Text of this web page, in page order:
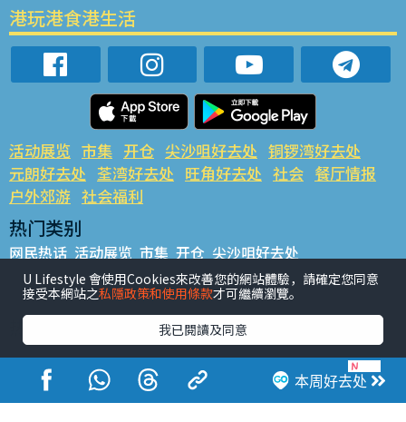
本周好去处
港玩港食港生活
活动展览 市集 开仓 尖沙咀好去处 铜锣湾好去处
元朗好去处 荃湾好去处 旺角好去处 社会 餐厅情报
户外郊游 社会福利
热门类别
网民热话 活动展览 市集 开仓 尖沙咀好去处
铜锣湾好去处 元朗好去处 荃湾好去处 旺角好去处 社会
餐厅情报 户外郊游
热门标签
#UGO揾好去处 #人气活动推介 #美食社群热话
#亲子玩乐好去处
#ULifestyle应用程式
#限时抢
#UJetso礼物放送
#ULifestyle商户中心 #著数 #网络热话
U Lifestyle 會使用Cookies來改善您的網站體驗，請確定您同意
接受本網站之私隱政策和使用條款才可繼續瀏覽。
我已閱讀及同意